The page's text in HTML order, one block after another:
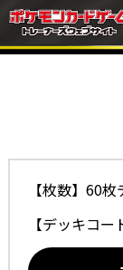
【枚数】60
【デッキコー